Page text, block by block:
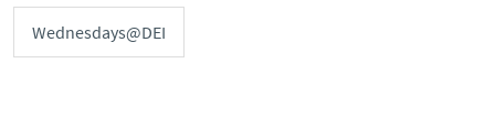
Wednesdays@DEI